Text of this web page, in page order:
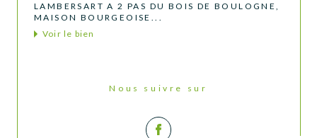
LAMBERSART A 2 PAS DU BOIS DE BOULOGNE,
MAISON BOURGEOISE...
Voir le bien
Nous suivre sur